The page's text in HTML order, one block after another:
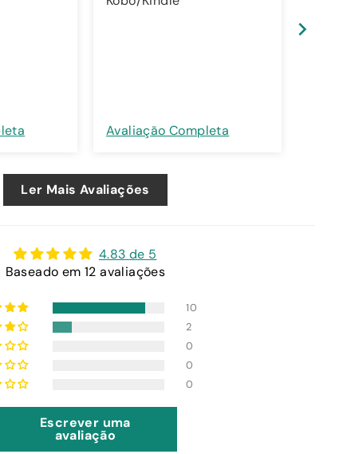
Avaliação Completa
Ler Mais Avaliações
4.83 de 5
Baseado em 12 avaliações
10
2
0
0
0
Escrever uma
avaliação